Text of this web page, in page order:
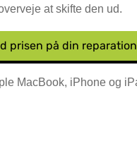
at skifte den ud.
prisen på din reparation